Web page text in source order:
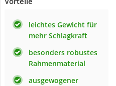
leichtes Gewicht für
mehr Schlagkraft
besonders robustes
Rahmenmaterial
ausgewogener